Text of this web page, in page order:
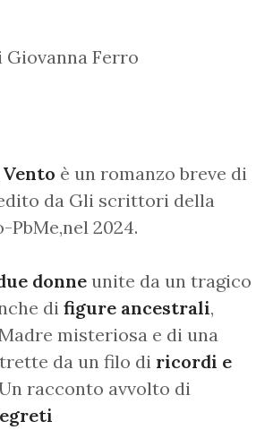
Giovanna Ferro
è un romanzo breve di
da Gli scrittori della
2024.
donneunite da un tragico
di figure ancestrali,
misteriosa e di una
da un filo di ricordi e
racconto avvolto di